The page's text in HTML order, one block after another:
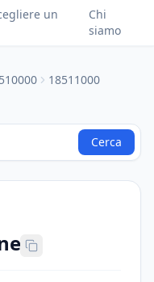
un
Chi
siamo
18511000
Cerca